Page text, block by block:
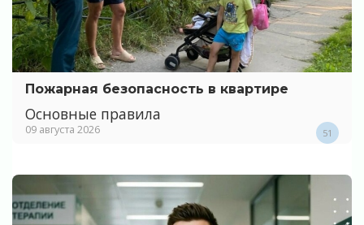
Пожарная безопасность в квартире
Основные правила
09 августа 2026 51